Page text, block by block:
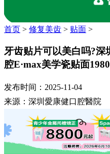
首页 > 修复美齿 > 贴面 >
牙齿贴片可以美白吗?深
腔E·max美学瓷贴面
发布时间：2025-11-04
来源：深圳愛康健口腔醫院